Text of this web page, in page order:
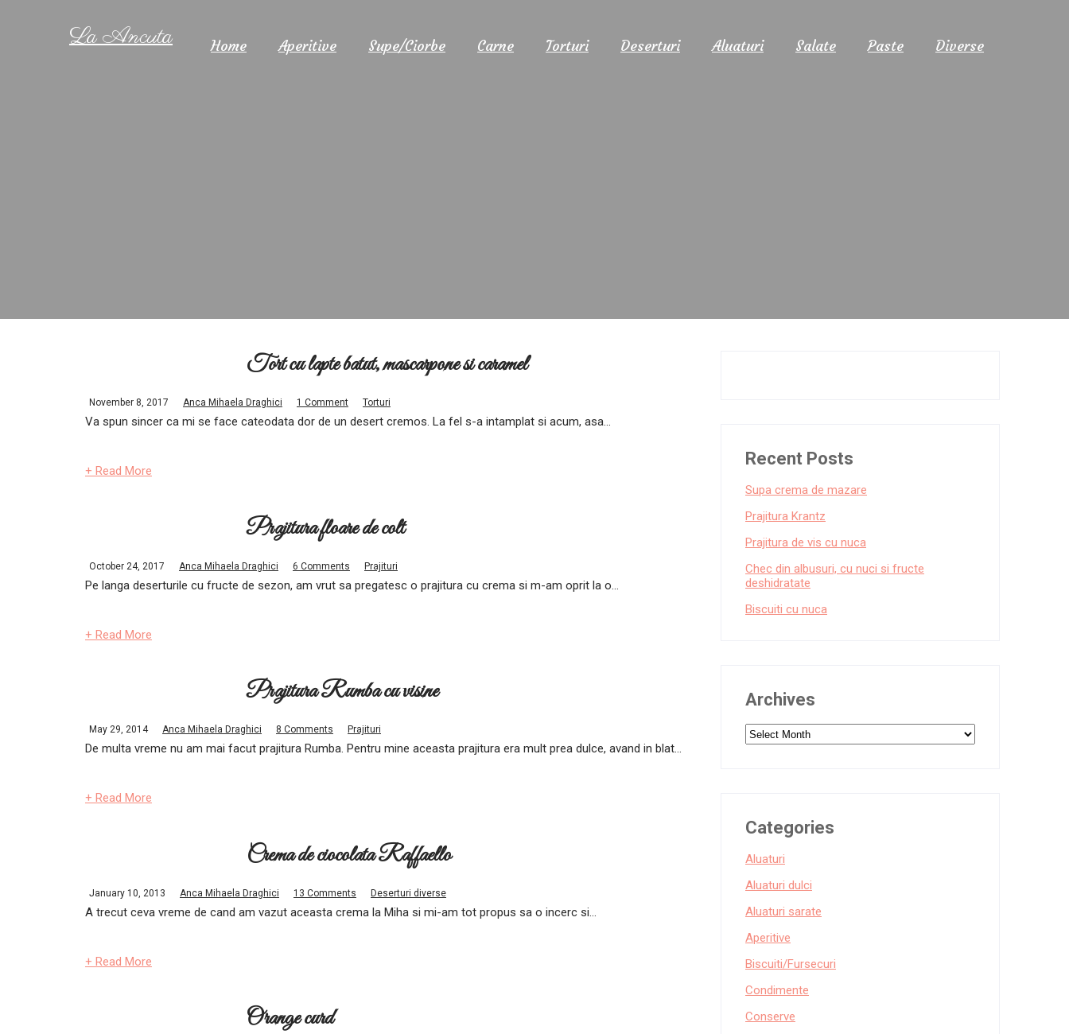
La Ancuta Home Aperitive Supe/Ciorbe Carne Torturi Deserturi Aluaturi Salate Paste Diverse
Tort cu lapte batut, mascarpone si caramel
November 8, 2017 Anca Mihaela Draghici 1 Comment Torturi
Va spun sincer ca mi se face cateodata dor de un desert cremos. La fel s-a intamplat si acum, asa...
+ Read More
Prajitura floare de colt
October 24, 2017 Anca Mihaela Draghici 6 Comments Prajituri
Pe langa deserturile cu fructe de sezon, am vrut sa pregatesc o prajitura cu crema si m-am oprit la o...
+ Read More
Prajitura Rumba cu visine
May 29, 2014 Anca Mihaela Draghici 8 Comments Prajituri
De multa vreme nu am mai facut prajitura Rumba. Pentru mine aceasta prajitura era mult prea dulce, avand in blat...
+ Read More
Crema de ciocolata Raffaello
January 10, 2013 Anca Mihaela Draghici 13 Comments Deserturi diverse
A trecut ceva vreme de cand am vazut aceasta crema la Miha si mi-am tot propus sa o incerc si...
+ Read More
Orange curd
Recent Posts
Supa crema de mazare
Prajitura Krantz
Prajitura de vis cu nuca
Chec din albusuri, cu nuci si fructe
deshidratate
Biscuiti cu nuca
Archives
Archives
Categories
Aluaturi
Aluaturi dulci
Aluaturi sarate
Aperitive
Biscuiti/Fursecuri
Condimente
Conserve